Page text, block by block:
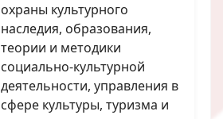
охраны культурного
наследия, образования,
теории и методики
социально-культурной
деятельности, управления в
сфере культуры, туризма и